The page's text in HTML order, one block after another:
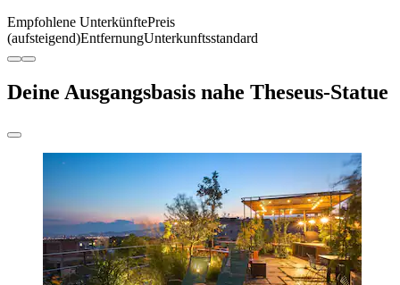
Empfohlene UnterkünftePreis
(aufsteigend)EntfernungUnterkunftsstandard
Deine Ausgangsbasis nahe Theseus-Statue